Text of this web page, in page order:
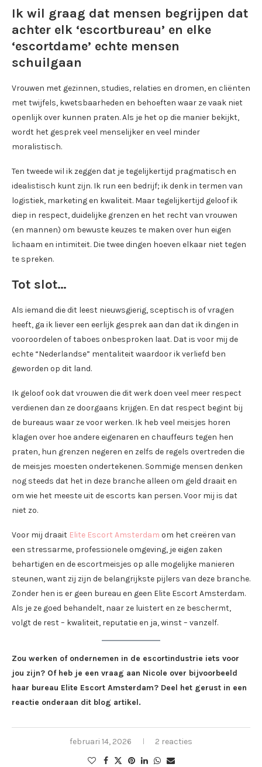
Ik wil graag dat mensen begrijpen dat
achter elk ‘escortbureau’ en elke
‘escortdame’ echte mensen
schuilgaan
Vrouwen met gezinnen, studies, relaties en dromen, en cliënten
met twijfels, kwetsbaarheden en behoeften waar ze vaak niet
openlijk over kunnen praten. Als je het op die manier bekijkt,
wordt het gesprek veel menselijker en veel minder
moralistisch.
Ten tweede wil ik zeggen dat je tegelijkertijd pragmatisch en
idealistisch kunt zijn. Ik run een bedrijf; ik denk in termen van
logistiek, marketing en kwaliteit. Maar tegelijkertijd geloof ik
diep in respect, duidelijke grenzen en het recht van vrouwen
(en mannen) om bewuste keuzes te maken over hun eigen
lichaam en intimiteit. Die twee dingen hoeven elkaar niet tegen
te spreken.
Tot slot…
Als iemand die dit leest nieuwsgierig, sceptisch is of vragen
heeft, ga ik liever een eerlijk gesprek aan dan dat ik dingen in
vooroordelen of taboes onbesproken laat. Dat is voor mij de
echte “Nederlandse” mentaliteit waardoor ik verliefd ben
geworden op dit land.
Ik geloof ook dat vrouwen die dit werk doen veel meer respect
verdienen dan ze doorgaans krijgen. En dat respect begint bij
de bureaus waar ze voor werken. Ik heb veel meisjes horen
klagen over hoe andere eigenaren en chauffeurs tegen hen
praten, hun grenzen negeren en zelfs de regels overtreden die
de meisjes moesten ondertekenen. Sommige mensen denken
nog steeds dat het in deze branche alleen om geld draait en
om wie het meeste uit de escorts kan persen. Voor mij is dat
niet zo.
Voor mij draait Elite Escort Amsterdam om het creëren van
een stressarme, professionele omgeving, je eigen zaken
behartigen en de escortmeisjes op alle mogelijke manieren
steunen, want zij zijn de belangrijkste pijlers van deze branche.
Zonder hen is er geen bureau en geen Elite Escort Amsterdam.
Als je ze goed behandelt, naar ze luistert en ze beschermt,
volgt de rest – kwaliteit, reputatie en ja, winst – vanzelf.
Zou werken of ondernemen in de escortindustrie iets voor
jou zijn? Of heb je een vraag aan Nicole over bijvoorbeeld
haar bureau Elite Escort Amsterdam? Deel het gerust in een
reactie onderaan dit blog artikel.
februari 14, 2026 2 reacties